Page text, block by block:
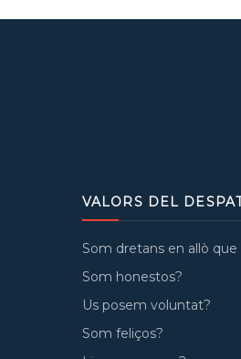
VALORS DEL
Som dretans en allò que
Som honestos?
Us posem voluntat?
Som feliços?